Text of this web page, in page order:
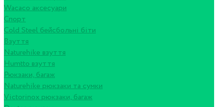
Wacaco аксесуари
Спорт
Cold Steel бейсбольні біти
Взуття
Naturehike взуття
Humtto взуття
Рюкзаки, багаж
Naturehike рюкзаки та сумки
Victorinox рюкзаки, багаж